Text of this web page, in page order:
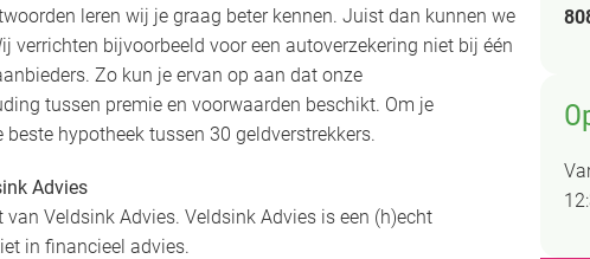
leren wij je graag beter kennen. Juist dan kunnen we
verrichten bijvoorbeeld voor een autoverzekering niet bij één
Zo kun je ervan op aan dat onze
tussen premie en voorwaarden beschikt. Om je
hypotheek tussen 30 geldverstrekkers.
Advies
Veldsink Advies. Veldsink Advies is een (h)echt
in financieel advies.